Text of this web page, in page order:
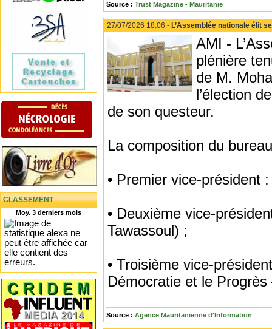
CLASSEMENT
Moy. 3 derniers mois
Source : Trust Magazine - Mauritanie
27/07/2026 18:06 - L’Assemblée nationale élit
AMI -
plénière
de M.
l’élection
de son questeur.
La composition du
• Premier vice-président
• Deuxième vice-
Tawassoul) ;
• Troisième vice-
Démocratie et le
Source : Agence Mauritanienne d'Information